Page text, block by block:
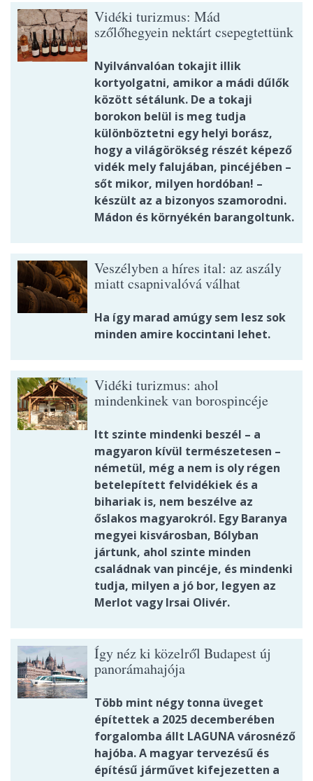
Vidéki turizmus: Mád
szőlőhegyein nektárt csepegtettünk
Nyilvánvalóan tokajit illik
kortyolgatni, amikor a mádi dűlők
között sétálunk. De a tokaji
borokon belül is meg tudja
különböztetni egy helyi borász,
hogy a világörökség részét képező
vidék mely falujában, pincéjében –
sőt mikor, milyen hordóban! –
készült az a bizonyos szamorodni.
Mádon és környékén barangoltunk.
Veszélyben a híres ital: az aszály
miatt csapnivalóvá válhat
Ha így marad amúgy sem lesz sok
minden amire koccintani lehet.
Vidéki turizmus: ahol
mindenkinek van borospincéje
Itt szinte mindenki beszél – a
magyaron kívül természetesen –
németül, még a nem is oly régen
betelepített felvidékiek és a
bihariak is, nem beszélve az
őslakos magyarokról. Egy Baranya
megyei kisvárosban, Bólyban
jártunk, ahol szinte minden
családnak van pincéje, és mindenki
tudja, milyen a jó bor, legyen az
Merlot vagy Irsai Olivér.
Így néz ki közelről Budapest új
panorámahajója
Több mint négy tonna üveget
építettek a 2025 decemberében
forgalomba állt LAGUNA városnéző
hajóba. A magyar tervezésű és
építésű járművet kifejezetten a